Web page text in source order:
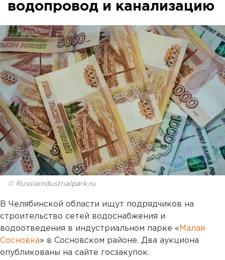
водопровод и канализацию
© Russiaindustrialpark.ru
В Челябинской области ищут подрядчиков на
строительство сетей водоснабжения и
водоотведения в индустриальном парке « Малая
Сосновка» в Сосновском районе. Два аукциона
опубликованы на сайте госзакупок.